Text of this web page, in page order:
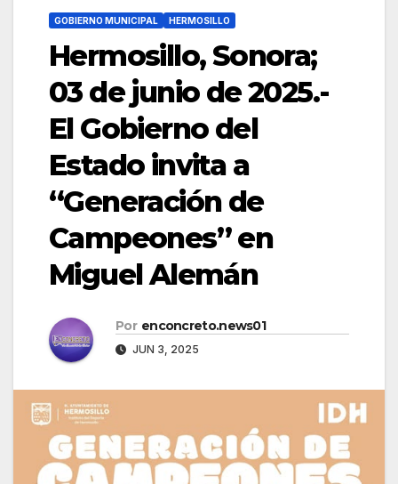
GOBIERNO MUNICIPAL HERMOSILLO
Hermosillo, Sonora;
03 de junio de 2025.-
El Gobierno del
Estado invita a
“Generación de
Campeones” en
Miguel Alemán
Por enconcreto.news01
JUN 3, 2025